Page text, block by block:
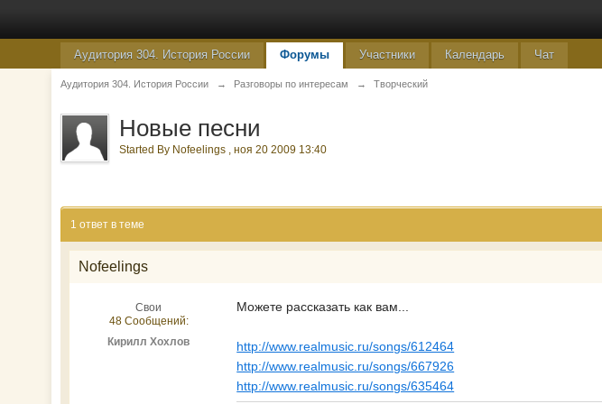
Аудитория 304. История России Форумы Участники Календарь Чат
Аудитория 304. История России → Разговоры по интересам → Творческий
Новые песни
Started By Nofeelings ,ноя 20 2009 13:40
1 ответ в теме
Nofeelings
Свои
48 Сообщений:
Кирилл Хохлов
Можете рассказать как вам...
http://www.realmusic.ru/songs/612464
http://www.realmusic.ru/songs/667926
http://www.realmusic.ru/songs/635464